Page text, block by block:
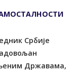
Србије
Државама,